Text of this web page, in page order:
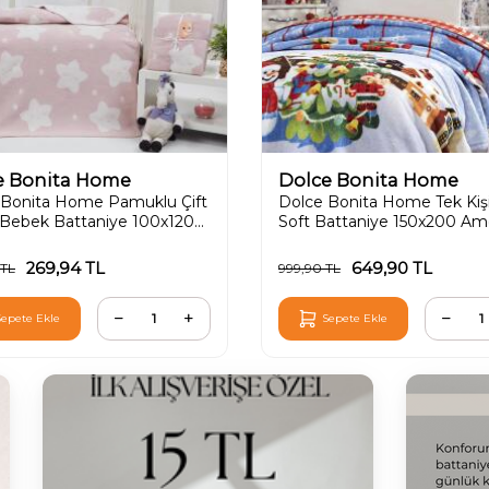
Bonita Home
Home Tek Kişilik 3D
150x200 Amour
649,90TL
Ekle
Karşılaştır
Merinos
Merinos All Day 2 Parça
Örtüsü Seti Tek Kutulu
1.599,90TL 1.199,95TL
Sepete Ekle